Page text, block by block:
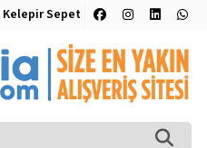
Kelepir Sepet